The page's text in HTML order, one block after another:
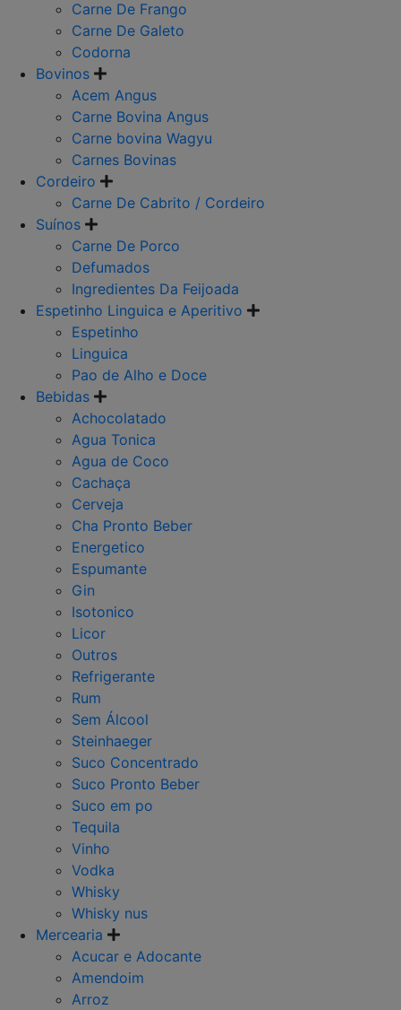
Carne De Frango
Carne De Galeto
Codorna
Bovinos
Acem Angus
Carne Bovina Angus
Carne bovina Wagyu
Carnes Bovinas
Cordeiro
Carne De Cabrito / Cordeiro
Suínos
Carne De Porco
Defumados
Ingredientes Da Feijoada
Espetinho Linguica e Aperitivo
Espetinho
Linguica
Pao de Alho e Doce
Bebidas
Achocolatado
Agua Tonica
Agua de Coco
Cachaça
Cerveja
Cha Pronto Beber
Energetico
Espumante
Gin
Isotonico
Licor
Outros
Refrigerante
Rum
Sem Álcool
Steinhaeger
Suco Concentrado
Suco Pronto Beber
Suco em po
Tequila
Vinho
Vodka
Whisky
Whisky nus
Mercearia
Acucar e Adocante
Amendoim
Arroz